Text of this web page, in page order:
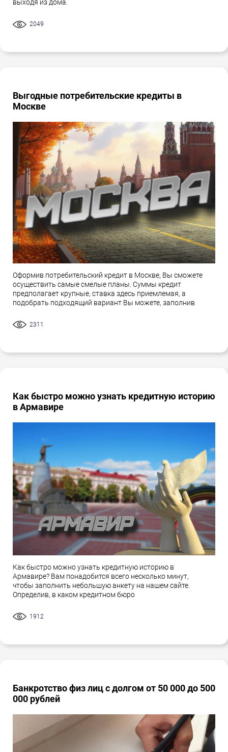
выходя из дома.
2049
Выгодные потребительские кредиты в
Москве
Оформив потребительский кредит в Москве, Вы сможете
осуществить самые смелые планы. Суммы кредит
предполагает крупные, ставка здесь приемлемая, а
подобрать подходящий вариант Вы можете, заполнив
2311
Как быстро можно узнать кредитную историю
в Армавире
Как быстро можно узнать кредитную историю в
Армавире? Вам понадобится всего несколько минут,
чтобы заполнить небольшую анкету на нашем сайте.
Определив, в каком кредитном бюро
1912
Банкротство физ лиц с долгом от 50 000 до 500
000 рублей